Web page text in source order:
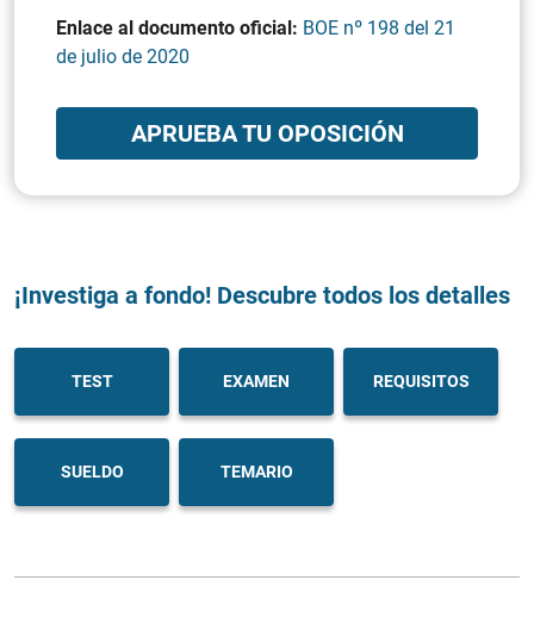
Enlace al documento oficial: BOE nº 198 del 21
de julio de 2020
APRUEBA TU OPOSICIÓN
¡Investiga a fondo! Descubre todos los detalles
TEST EXAMEN REQUISITOS
SUELDO TEMARIO